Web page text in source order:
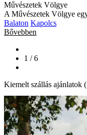
Művészetek Völgye
A Művészetek Völgye
Balaton Kapolcs
Bővebben
1 / 6
Kiemelt szállás ajánlatok